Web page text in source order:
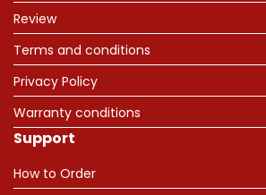
Review
Terms and conditions
Privacy Policy
Warranty conditions
Support
How to Order